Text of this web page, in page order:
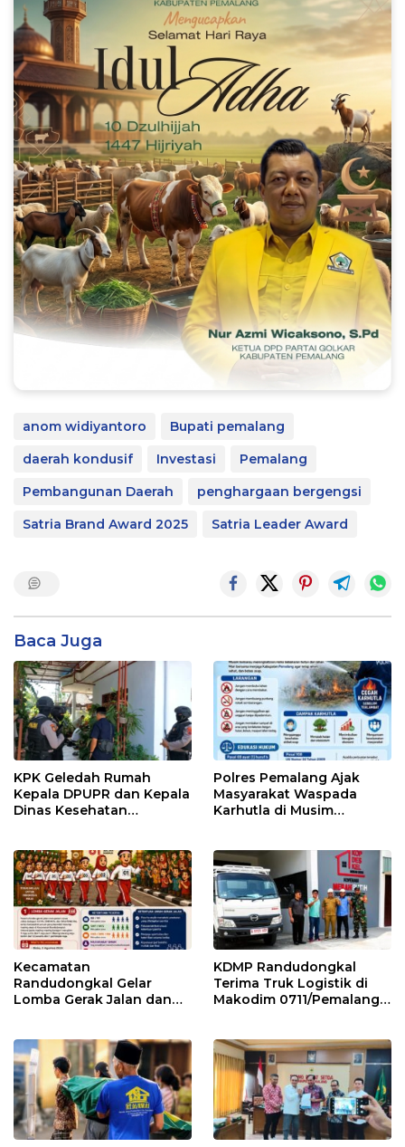
anom widiyantoro
Bupati pemalang
daerah kondusif
Investasi
Pemalang
Pembangunan Daerah
penghargaan bergengsi
Satria Brand Award 2025
Satria Leader Award
Baca Juga
KPK Geledah Rumah
Kepala DPUPR dan Kepala
Dinas Kesehatan
Polres Pemalang Ajak
Masyarakat Waspada
Karhutla di Musim
Kecamatan
Randudongkal Gelar
Lomba Gerak Jalan dan
KDMP Randudongkal
Terima Truk Logistik di
Makodim 0711/Pemalang